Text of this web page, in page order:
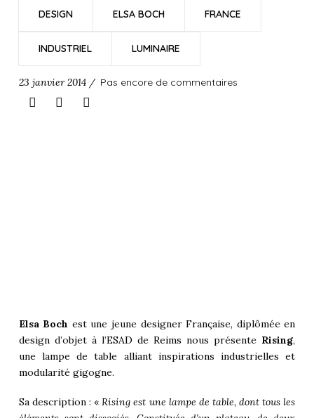
DESIGN ELSA BOCH FRANCE
INDUSTRIEL LUMINAIRE
23 janvier 2014 / Pas encore de commentaires
Elsa Boch est une jeune designer Française, diplômée en
design d’objet à l’ESAD de Reims nous présente Rising,
une lampe de table alliant inspirations industrielles et
modularité gigogne.
Sa description : «Rising est une lampe de table, dont tous les